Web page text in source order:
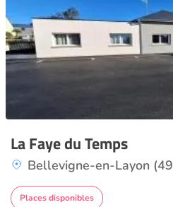
La Faye du Temps
Bellevigne-en-Layon
Places disponibles